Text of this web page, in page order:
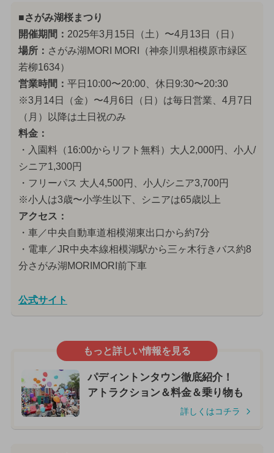
■さがみ湖桜まつり
開催期間： 2025年3月15日（土）〜4月13日（日）
場所： さがみ湖MORI MORI（神奈川県相模原市緑区
若柳1634）
営業時間： 平日10:00〜20:00、休日9:30〜20:30
※3月14日（金）〜4月6日（日）は毎日営業、4月7日
（月）以降は土日祝のみ
料金：
・入園料（16:00からリフト無料）大人2,000円、小人/
シニア1,300円
・フリーパス 大人4,500円、小人/シニア3,700円
※小人は3歳〜小学生以下、シニアは65歳以上
アクセス：
・車／中央自動車道相模湖東出口から約7分
・電車／JR中央本線相模湖駅から三ヶ木行きバス約8
分さがみ湖MORIMORI前下車
公式サイト
もっと詳しい情報を見る
パディントンタウン徹底紹介！
アトラクション＆料金＆乗り物も
詳しくはコチラ